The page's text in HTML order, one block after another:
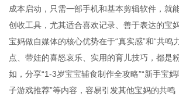
成本启动，只需一部手机和基本剪辑软件，就
创收工具，尤其适合喜欢记录、善于表达的宝妈
宝妈做自媒体的核心优势在于“真实感”和“共鸣
点、带娃的喜怒哀乐、实用的育儿技巧，都是
如，分享“1-3岁宝宝辅食制作全攻略”“新手宝
子游戏推荐”等内容，容易引发其他宝妈的共鸣